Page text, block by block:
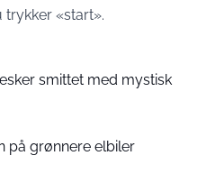
trykker «start».
smittet med mystisk
på grønnere elbiler